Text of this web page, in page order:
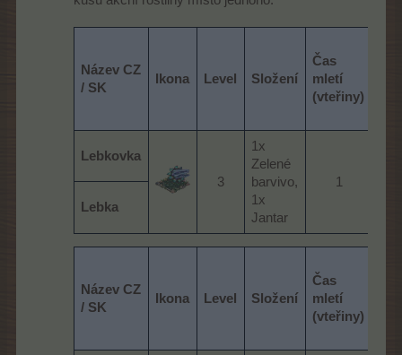
Název CZ
/ SK
Ikona Level Složení
Čas
mletí
(vteřiny)
Lebkovka
3​
1x
Zelené
barvivo,
1x
Jantar
1​
Lebka
Název CZ
/ SK
Ikona Level Složení
Čas
mletí
(vteřiny)